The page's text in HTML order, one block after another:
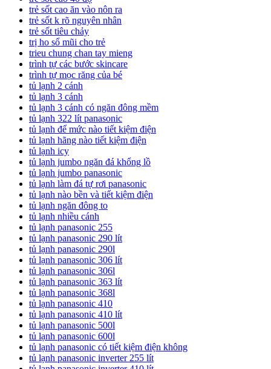
trẻ sốt cao ăn vào nôn ra
trẻ sốt k rõ nguyên nhân
trẻ sốt tiêu chảy
trị ho sổ mũi cho trẻ
trieu chung chan tay mieng
trình tự các bước skincare
trình tự mọc răng của bé
tủ lạnh 2 cánh
tủ lạnh 3 cánh
tủ lạnh 3 cánh có ngăn đông mềm
tủ lạnh 322 lít panasonic
tủ lạnh để mức nào tiết kiệm điện
tủ lạnh hãng nào tiết kiệm điện
tủ lạnh icy
tủ lạnh jumbo ngăn đá khổng lồ
tủ lạnh jumbo panasonic
tủ lạnh làm đá tự rơi panasonic
tủ lạnh nào bền và tiết kiệm điện
tủ lạnh ngăn đông to
tủ lạnh nhiều cánh
tủ lạnh panasonic 255
tủ lạnh panasonic 290 lít
tủ lạnh panasonic 290l
tủ lạnh panasonic 306 lít
tủ lạnh panasonic 306l
tủ lạnh panasonic 363 lít
tủ lạnh panasonic 368l
tủ lạnh panasonic 410
tủ lạnh panasonic 410 lít
tủ lạnh panasonic 500l
tủ lạnh panasonic 600l
tủ lạnh panasonic có tiết kiệm điện không
tủ lạnh panasonic inverter 255 lít